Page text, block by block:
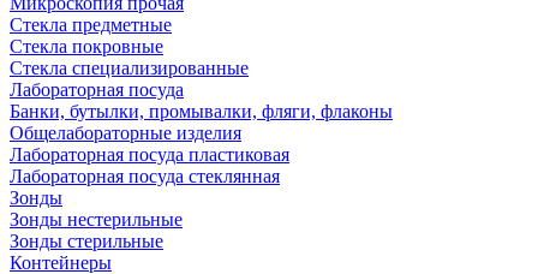
Стекла предметные
Стекла покровные
Стекла специализированные
Лабораторная посуда
Банки, бутылки, промывалки, фляги, флаконы
Общелабораторные изделия
Лабораторная посуда пластиковая
Лабораторная посуда стеклянная
Зонды
Зонды нестерильные
Зонды стерильные
Контейнеры